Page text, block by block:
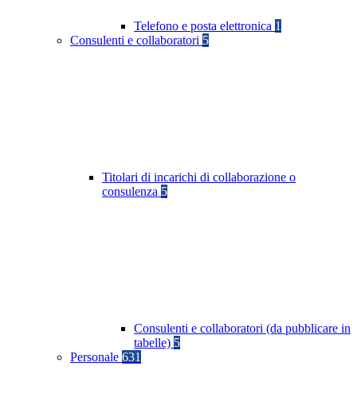
Telefono e posta elettronica 1
Consulenti e collaboratori 5
Titolari di incarichi di collaborazione o
consulenza 5
Consulenti e collaboratori (da pubblicare in
tabelle) 5
Personale 631